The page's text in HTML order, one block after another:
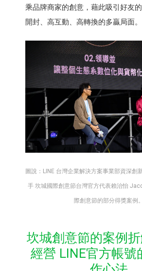
乘品牌商家的創意，藉此吸引好友
開封、高互動、高轉換的多贏局面。
圖說：LINE 台灣企業解決方案事業部資深創
手 坎城國際創意節台灣官方代表賴治怡
際創意節的部分得獎案例。
坎城創意節的案例
經營 LINE官方帳號